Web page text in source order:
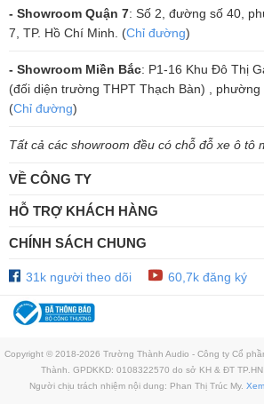
Đánh giá chất lượng Quản
Vatasa P9 Luxury
Quản lý Nguồn điện Vatasa P9 Luxury
nối gồm 8 cái mặt sau và 2 cái mặt trước.
động từ. Làm ổn định thiết bị sau khi cân
thiết bị được bật lần lượt, 8 đèn led phía trước
kênh nào mở.
Hiệu quả sử dụng tối đa, hiệu suất cao khác
cùng lúc sẽ làm sụt điện áp và giảm tuổi thọ
có quá nhiều sản phẩm ảnh hưởng đến
- Showroom Quận 7: Số 2, đường số 40,
7, TP. Hồ Chí Minh. (Chỉ đường)
- Showroom Miền Bắc: P1-16 Khu Đô Thị
(đối diện trường THPT Thạch Bàn) , phường
(Chỉ đường)
Tất cả các showroom đều có chỗ đỗ xe ô tô
VỀ CÔNG TY
HỖ TRỢ KHÁCH HÀNG
CHÍNH SÁCH CHUNG
31k người theo dõi 60,7k đăng ký
Copyright © 2018-2026 Trường Thành Audio - Công ty Cổ
Thành. GPDKKD: 0108322570 do sở KH & ĐT
Người chịu trách nhiệm nội dung: Phan Thị Trúc My.